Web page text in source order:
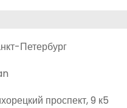
Петербург
проспект, 9 к5